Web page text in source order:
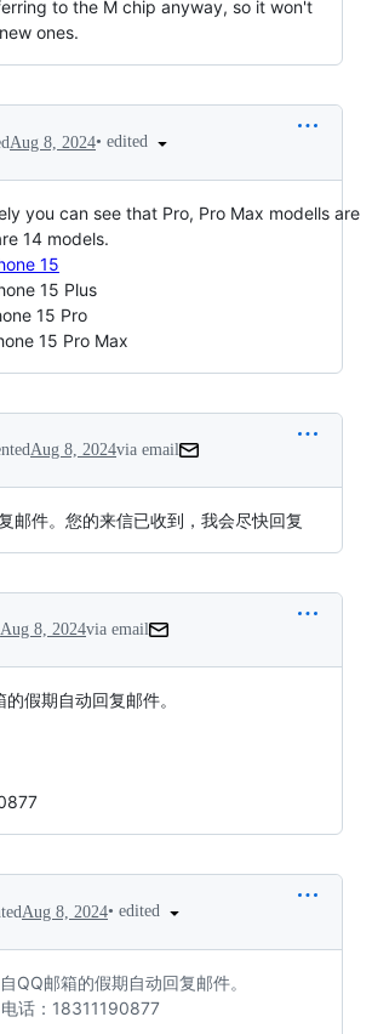
to the M chip anyway, so it won't
ones.
Aug 8, 2024• edited
you can see that Pro, Pro Max modells are
14 models.
15
15 Plus
15 Pro
15 Pro Max
Aug 8, 2024via email
邮件。您的来信已收到，我会尽快回复
Aug 8, 2024via email
假期自动回复邮件。
Aug 8, 2024• edited
QQ邮箱的假期自动回复邮件。
话：18311190877